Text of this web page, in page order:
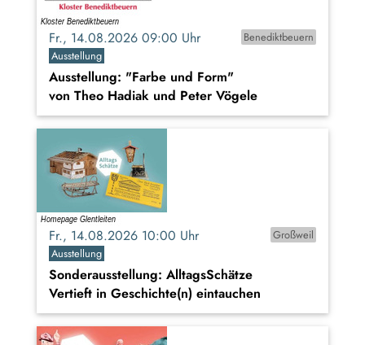
Fr., 14.08.2026 09:00 Uhr
Benediktbeuern
Ausstellung
Ausstellung: "Farbe und Form"
von Theo Hadiak und Peter Vögele
Fr., 14.08.2026 10:00 Uhr
Großweil
Ausstellung
Sonderausstellung: AlltagsSchätze
Vertieft in Geschichte(n) eintauchen